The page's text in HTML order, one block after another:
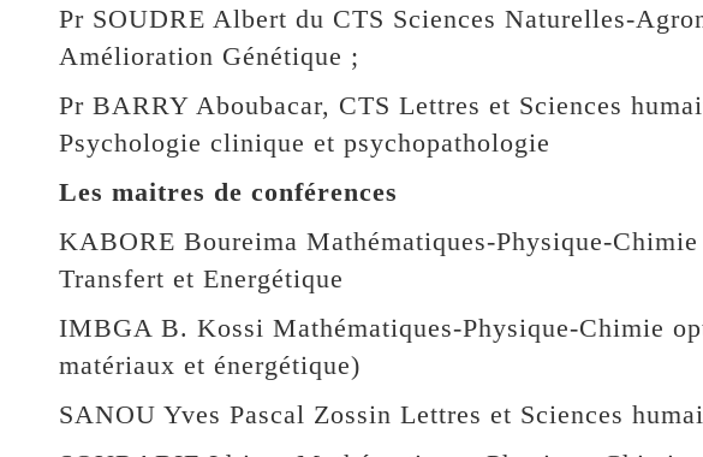
Pr SOUDRE Albert du CTS Sciences Naturelles-
Amélioration Génétique ;
Pr BARRY Aboubacar, CTS Lettres et Sciences
Psychologie clinique et psychopathologie
Les maitres de conférences
KABORE Boureima Mathématiques-Physique-Chimie
Transfert et Energétique
IMBGA B. Kossi Mathématiques-Physique-Chimie
matériaux et énergétique)
SANOU Yves Pascal Zossin Lettres et Sciences